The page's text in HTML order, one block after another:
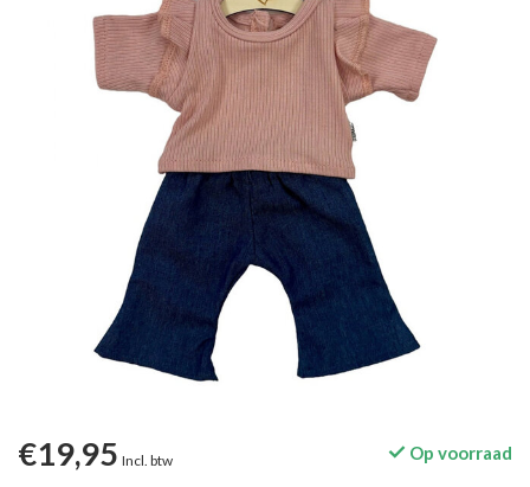
€19,95 Incl. btw Op voorraad